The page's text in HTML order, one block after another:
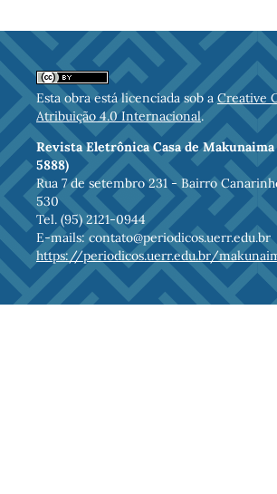
Esta obra está licenciada sob aCreative
Atribuição 4.0 Internacional.
Revista Eletrônica Casa de Makunaima
5888)
Rua 7 de setembro 231 - Bairro
530
Tel. (95) 2121-0944
E-mails: contato@periodicos.uerr.edu.br
https://periodicos.uerr.edu.br/